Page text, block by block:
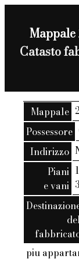
Catasto
Mappale
Possessore
Indirizzo
Piani
e vani
1
3
piu